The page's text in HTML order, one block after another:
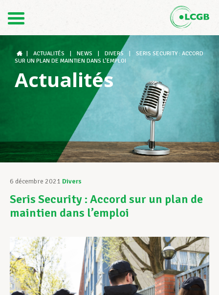
DE
Le LCGB
Structures syndicales
Assistance au Travail
Vos droits
Assistance en vie privée
Développement professionnel
ACTUALITÉS NEWS DIVERS
SERIS SECURITY : ACCORD
SUR UN PLAN DE MAINTIEN DANS L’EMPLOI
Actualités
6 décembre 2021 Divers
Seris Security : Accord sur un plan de
maintien dans l’emploi